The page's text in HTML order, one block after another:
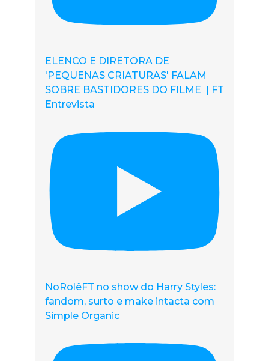
ELENCO E DIRETORA DE
'PEQUENAS CRIATURAS' FALAM
SOBRE BASTIDORES DO FILME | FT
Entrevista
NoRolêFT no show do Harry Styles:
fandom, surto e make intacta com
Simple Organic